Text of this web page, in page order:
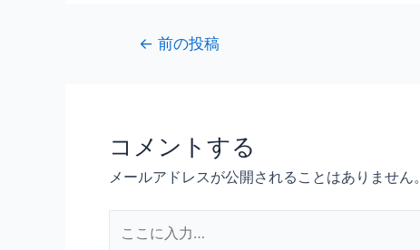
← 前の投稿
コメントする
メールアドレスが公開されることはありません。